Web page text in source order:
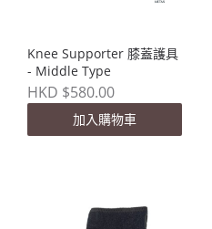
Knee Supporter 膝蓋護具
- Middle Type
HKD $580.00
加入購物車